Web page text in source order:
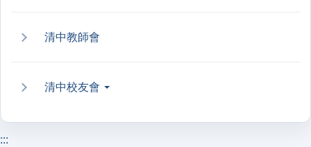
清中教師會
清中校友會
:::